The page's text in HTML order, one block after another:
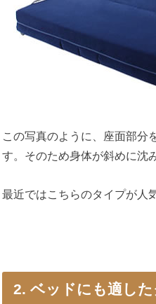
この写真のように、座面部分
す。そのため身体が斜めに沈
最近ではこちらのタイプが人
2. ベッドにも適し